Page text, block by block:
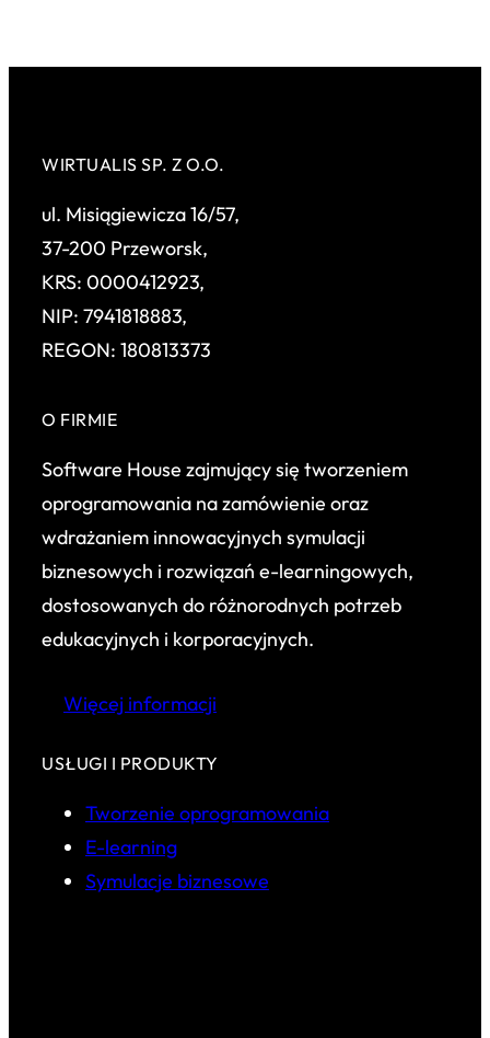
WIRTUALIS SP. Z O.O.
ul. Misiągiewicza 16/57,
37-200 Przeworsk,
KRS: 0000412923,
NIP: 7941818883,
REGON: 180813373
O FIRMIE
Software House zajmujący się tworzeniem
oprogramowania na zamówienie oraz
wdrażaniem innowacyjnych symulacji
biznesowych i rozwiązań e-learningowych,
dostosowanych do różnorodnych potrzeb
edukacyjnych i korporacyjnych.
Więcej informacji
USŁUGI I PRODUKTY
Tworzenie oprogramowania
E-learning
Symulacje biznesowe